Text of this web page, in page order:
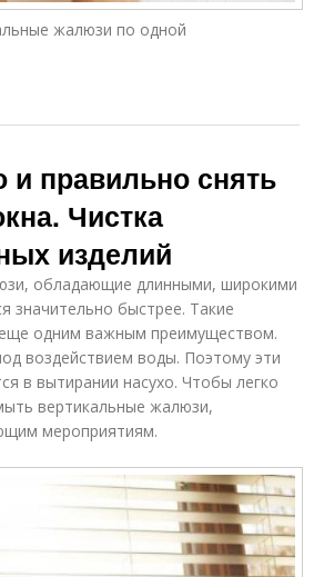
жалюзи по одной
и правильно снять
Чистка
изделий
обладающие длинными, широкими
значительно быстрее. Такие
одним важным преимуществом.
воздействием воды. Поэтому эти
в вытирании насухо. Чтобы легко
вертикальные жалюзи,
мероприятиям.